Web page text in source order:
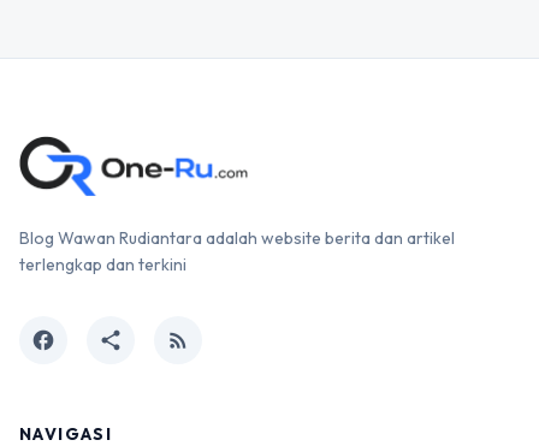
Blog Wawan Rudiantara adalah website berita dan artikel
terlengkap dan terkini
facebook share rss_feed
NAVIGASI